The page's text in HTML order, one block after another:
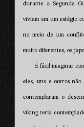
durante a Segunda
viviam em um estágio
no meio de um
muito diferentes, os
É fácil imaginar
eles, uns e outros não
contemplaram o
viking teria